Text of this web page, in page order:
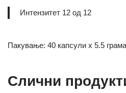
Интензитет 12 од 12
Пакување: 40 капсули x 5.5 грама
Слични